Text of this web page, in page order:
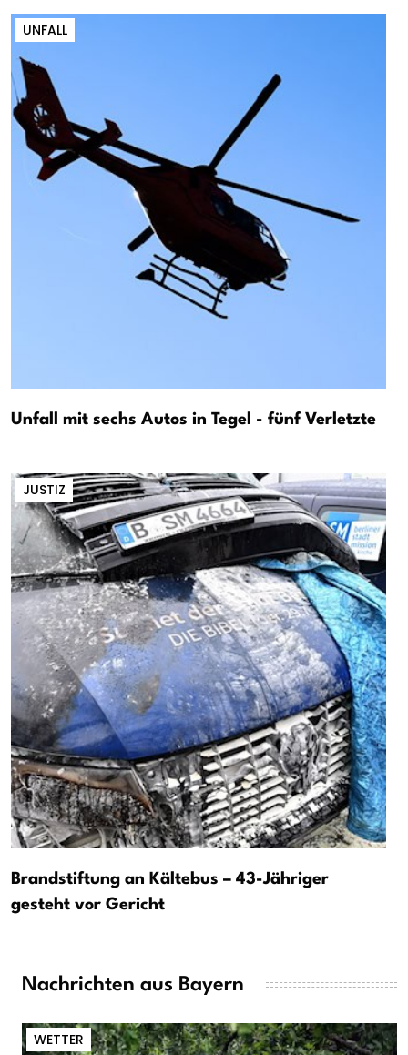
UNFALL
Unfall mit sechs Autos in Tegel - fünf Verletzte
JUSTIZ
Brandstiftung an Kältebus – 43-Jähriger
gesteht vor Gericht
Nachrichten aus Bayern
WETTER